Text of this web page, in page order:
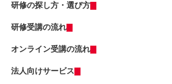
自動化する
会員 13,500円 通常
2026年9月7日(月)
2026年9月7日(月)オンライン
（中途社員・職種転換者向け）ビジ
会員 13,500円
に触れ、業務効率化のマインドを獲
業務効率化のためのClaude活用研修
～Excel業務と資料作成の負担を減ら
受注獲得のためのＡＩ活用研修～デ
まで
研修の探し方・選び方
研修受講の流れ
オンライン受講の流れ
法人向けサービス